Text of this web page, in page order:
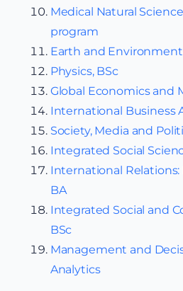
Medical Natural
program
Earth and
Physics, BSc
Global Economics and
International Business
Society, Media and
Integrated Social
International Relations:
BA
Integrated Social and
BSc
Management and
Analytics